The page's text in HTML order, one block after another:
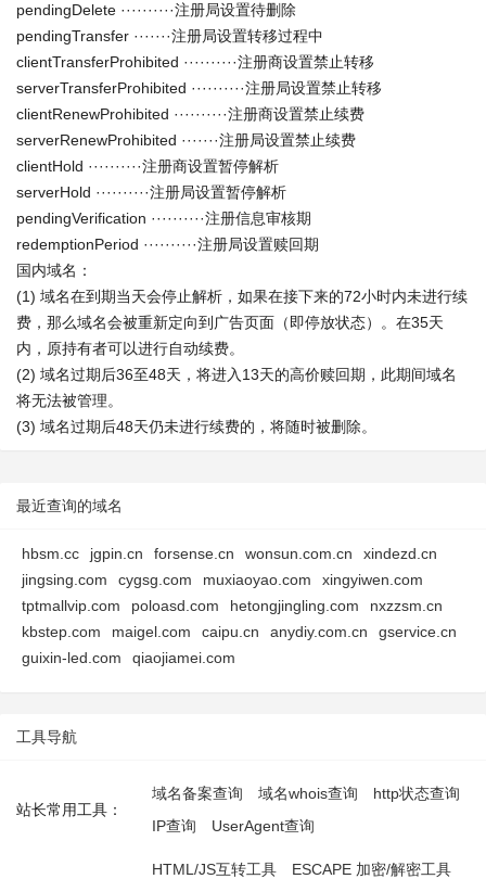
pendingDelete ··········注册局设置待删除
pendingTransfer ·······注册局设置转移过程中
clientTransferProhibited ··········注册商设置禁止转移
serverTransferProhibited ··········注册局设置禁止转移
clientRenewProhibited ··········注册商设置禁止续费
serverRenewProhibited ·······注册局设置禁止续费
clientHold ··········注册商设置暂停解析
serverHold ··········注册局设置暂停解析
pendingVerification ··········注册信息审核期
redemptionPeriod ··········注册局设置赎回期
国内域名：
(1) 域名在到期当天会停止解析，如果在接下来的72小时内未进行续
费，那么域名会被重新定向到广告页面（即停放状态）。在35天
内，原持有者可以进行自动续费。
(2) 域名过期后36至48天，将进入13天的高价赎回期，此期间域名
将无法被管理。
(3) 域名过期后48天仍未进行续费的，将随时被删除。
最近查询的域名
hbsm.cc jgpin.cn forsense.cn wonsun.com.cn
xindezd.cn
jingsing.com
cygsg.com muxiaoyao.com
xingyiwen.com
tptmallvip.com
poloasd.com hetongjingling.com
nxzzsm.cn
kbstep.com
maigel.com caipu.cn anydiy.com.cn
gservice.cn
guixin-led.com
qiaojiamei.com
工具导航
站长常用工具：
域名备案查询 域名whois查询
http状态查询
IP查询
UserAgent查询
HTML/JS互转工具 ESCAPE 加密/解密工具